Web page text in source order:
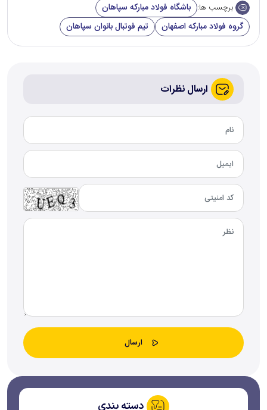
برچسب ها: باشگاه فولاد مبارکه سپاهان
گروه فولاد مبارکه اصفهان
تیم فوتبال بانوان سپاهان
ارسال نظرات
دسته بندی